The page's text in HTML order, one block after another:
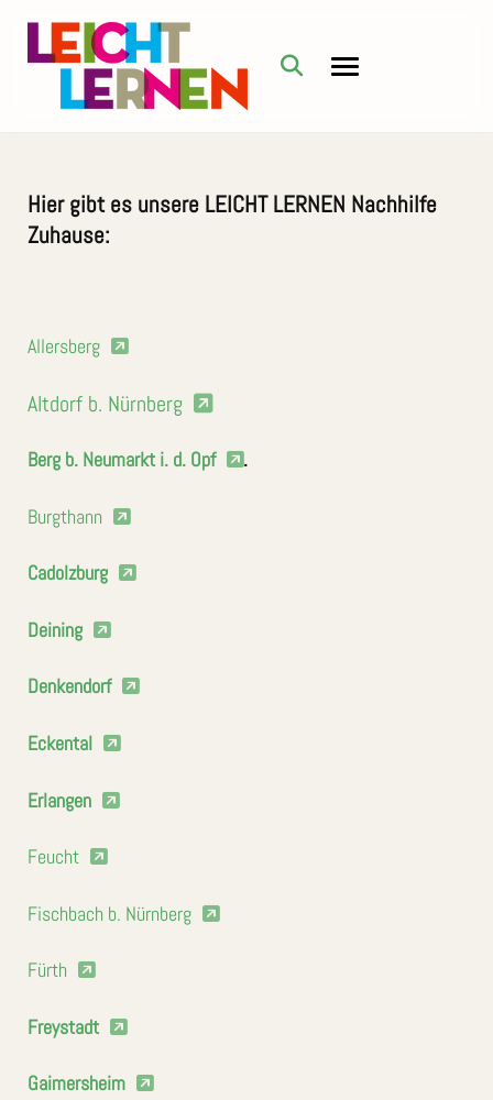
Hier gibt es unsere LEICHT LERNEN Nachhilfe
Zuhause:
Allersberg
Altdorf b. Nürnberg
Berg b. Neumarkt i. d. Opf .
Burgthann
Cadolzburg
Deining
Denkendorf
Eckental
Erlangen
Feucht
Fischbach b. Nürnberg
Fürth
Freystadt
Gaimersheim